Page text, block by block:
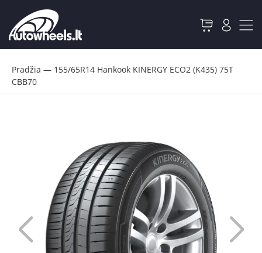
Pradžia — 155/65R14 Hankook KINERGY ECO2 (K435) 75T
CBB70